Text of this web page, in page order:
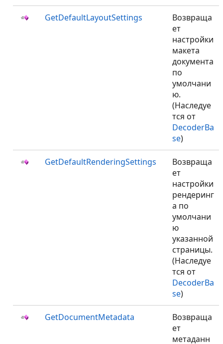
GetDefaultLayoutSettings
Возвраща
ет
настройки
макета
документа
по
умолчани
ю.
(Наследуе
тся от
DecoderBa
se)
GetDefaultRenderingSettings
Возвраща
ет
настройки
рендеринг
а по
умолчани
ю
указанной
страницы.
(Наследуе
тся от
DecoderBa
se)
GetDocumentMetadata
Возвраща
ет
метаданн